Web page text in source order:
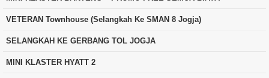
VETERAN Townhouse (Selangkah Ke SMAN 8 Jogja)
SELANGKAH KE GERBANG TOL JOGJA
MINI KLASTER HYATT 2